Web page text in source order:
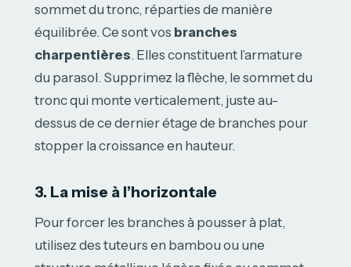
sommet du tronc, réparties de manière
équilibrée. Ce sont vos branches
charpentières. Elles constituent l’armature
du parasol. Supprimez la flèche, le sommet du
tronc qui monte verticalement, juste au-
dessus de ce dernier étage de branches pour
stopper la croissance en hauteur.
3. La mise à l’horizontale
Pour forcer les branches à pousser à plat,
utilisez des tuteurs en bambou ou une